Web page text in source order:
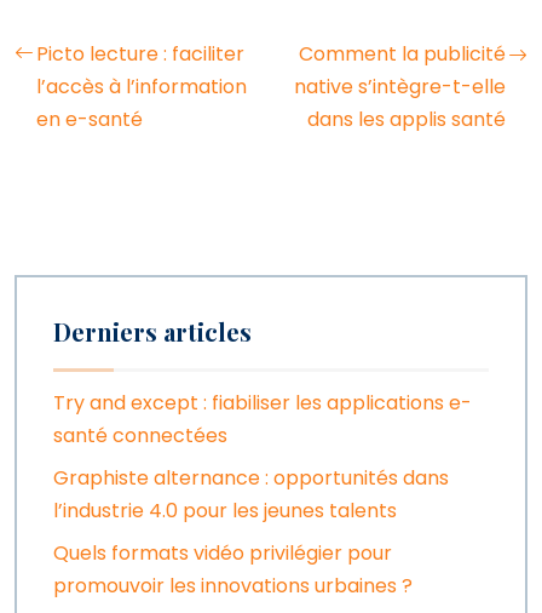
Picto lecture : faciliter
l’accès à l’information
en e-santé
Comment la publicité
native s’intègre-t-elle
dans les applis santé
Derniers articles
Try and except : fiabiliser les applications e-
santé connectées
Graphiste alternance : opportunités dans
l’industrie 4.0 pour les jeunes talents
Quels formats vidéo privilégier pour
promouvoir les innovations urbaines ?